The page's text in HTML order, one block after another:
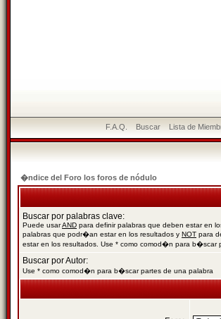
F.A.Q. Buscar Lista de
�ndice del Foro los foros de nódulo
Buscar por palabras clave:
Puede usarAND para definir palabras que deben estar en
palabras que podr�an estar en los resultados y NOT para
estar en los resultados. Use * como comod�n para b�scar
Buscar por Autor:
Use * como comod�n para b�scar partes de una palabra